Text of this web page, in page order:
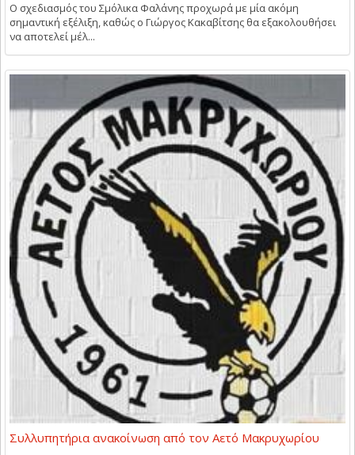
Ο σχεδιασμός του Σμόλικα Φαλάνης προχωρά με μία ακόμη
σημαντική εξέλιξη, καθώς ο Γιώργος Κακαβίτσης θα εξακολουθήσει
να αποτελεί μέλ...
Συλλυπητήρια ανακοίνωση από τον Αετό Μακρυχωρίου